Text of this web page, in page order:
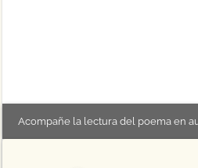
Acompañe la lectura del poema en